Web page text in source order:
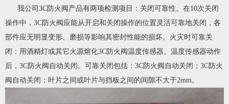
我公司3C防火阀产品有两项检测项目：关闭可靠性。在10次关闭
操作中，3C防火阀应能从开启和关闭操作的位置灵活可靠地关闭，各
部件应无明显变形、磨损等影响其密封性能的损坏。火灾时可靠关
闭：用酒精灯或其它火源熔化3C防火阀温度传感器。温度传感器动作
后，3C防火阀自动关闭。可靠关闭包括：3C防火阀自动关闭；3C防火
阀自动关闭；叶片之间或叶片与挡板之间的间隙不大于2mm。